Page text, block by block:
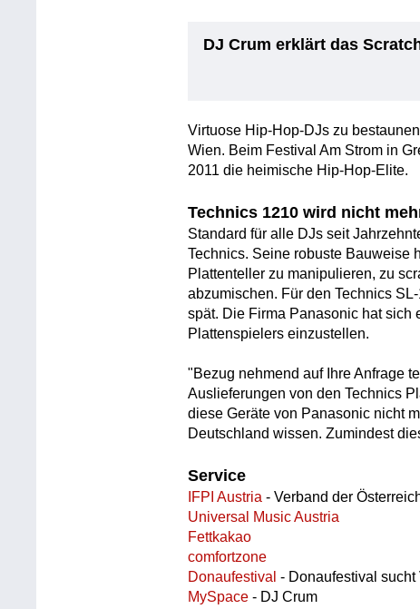
DJ Crum erklärt das
Virtuose Hip-Hop-DJs zu
Wien. Beim Festival Am Strom in
2011 die heimische Hip-Hop-Elite.
Technics 1210 wird nicht
Standard für alle DJs seit
Technics. Seine robuste Bauweise
Plattenteller zu manipulieren, zu
abzumischen. Für den Technics
spät. Die Firma Panasonic hat sich
Plattenspielers einzustellen.
"Bezug nehmend auf Ihre Anfrage
Auslieferungen von den Technics
diese Geräte von Panasonic nicht
Deutschland wissen. Zumindest
Service
IFPI Austria - Verband der
Universal Music Austria
Fettkakao
comfortzone
Donaufestival - Donaufestival sucht
MySpace - DJ Crum